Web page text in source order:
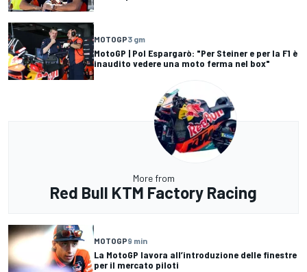
MOTOGP3 gm
MotoGP | Pol Espargarò: "Per Steiner e per la F1 è
inaudito vedere una moto ferma nel box"
More from
Red Bull KTM Factory Racing
MOTOGP9 min
La MotoGP lavora all’introduzione delle finestre
per il mercato piloti